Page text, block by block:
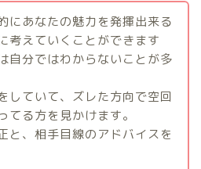
にあなたの魅力を発揮出来る
考えていくことができます
自分ではわからないことが多
していて、ズレた方向で空回
てる方を見かけます。
と、相手目線のアドバイスを